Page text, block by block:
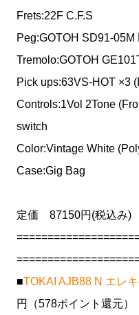
Frets:22F C.F.S
Peg:GOTOH SD91-05M
Tremolo:GOTOH
Pick ups:63VS-HOT ×3
Controls:1Vol 2Tone
switch
Color:Vintage White
Case:Gig Bag
定価 87150円(税込み)
■TOKAI AJB88 N エレ
円（578ポイント還元）